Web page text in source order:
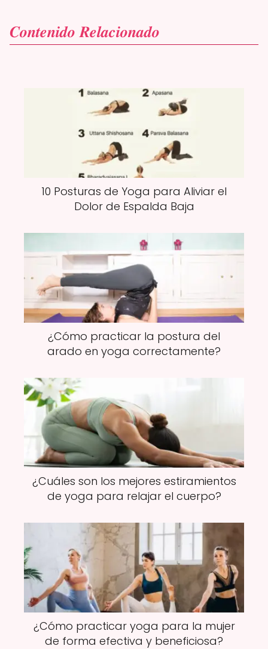
𝑪𝒐𝒏𝒕𝒆𝒏𝒊𝒅𝒐 𝑹𝒆𝒍𝒂𝒄𝒊𝒐𝒏𝒂𝒅𝒐
10 Posturas de Yoga para Aliviar el
Dolor de Espalda Baja
¿Cómo practicar la postura del
arado en yoga correctamente?
¿Cuáles son los mejores estiramientos
de yoga para relajar el cuerpo?
¿Cómo practicar yoga para la mujer
de forma efectiva y beneficiosa?